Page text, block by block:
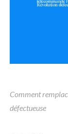
Comment
défectueuse